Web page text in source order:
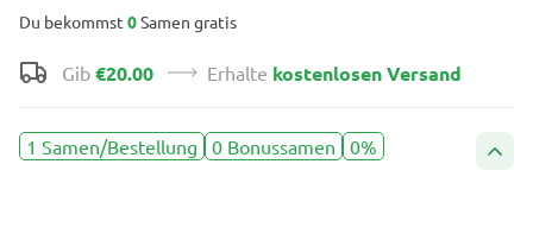
Du bekommst 0Samen gratis
Gib €20.00 Erhalte kostenlosen Versand
1 Samen/Bestellung 0 Bonussamen 0%